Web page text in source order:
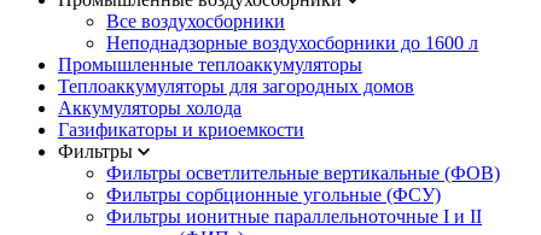
Все воздухосборники
Неподнадзорные воздухосборники до 1600 л
Промышленные теплоаккумуляторы
Теплоаккумуляторы для загородных домов
Аккумуляторы холода
Газификаторы и криоемкости
Фильтры
Фильтры осветлительные вертикальные (ФОВ)
Фильтры сорбционные угольные (ФСУ)
Фильтры ионитные параллельноточные I и II